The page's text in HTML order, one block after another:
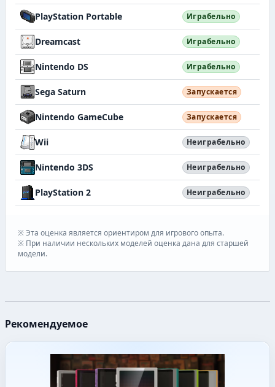
PlayStation Portable Играбельно
Dreamcast Играбельно
Nintendo DS Играбельно
Sega Saturn Запускается
Nintendo GameCube Запускается
Wii Неиграбельно
Nintendo 3DS Неиграбельно
PlayStation 2 Неиграбельно
※ Эта оценка является ориентиром для игрового опыта.
※ При наличии нескольких моделей оценка дана для старшей
модели.
Рекомендуемое